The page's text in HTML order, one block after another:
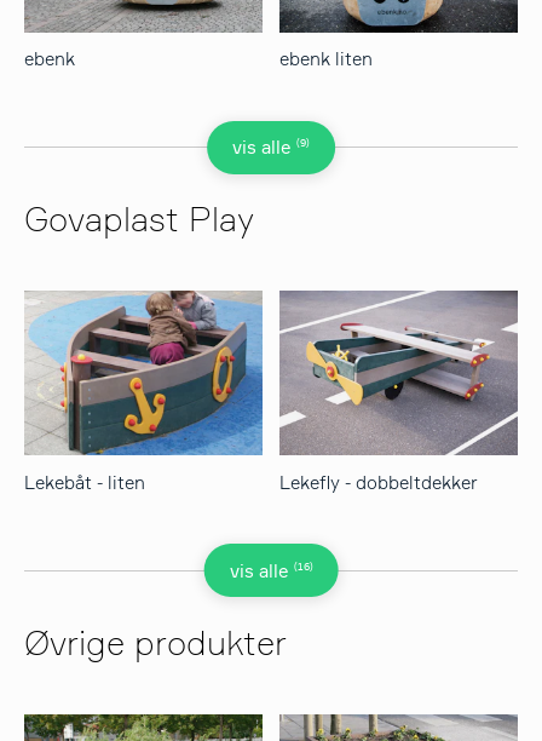
vis alle (9)
ebenk ebenk liten
Govaplast Play
vis alle (16)
Lekebåt - liten Lekefly - dobbeltdekker
Øvrige produkter